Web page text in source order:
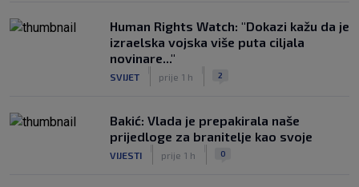
Human Rights Watch: "Dokazi kažu da je
izraelska vojska više puta ciljala
novinare..."
SVIJET prije 1 h 2
Bakić: Vlada je prepakirala naše
prijedloge za branitelje kao svoje
VIJESTI prije 1 h 0